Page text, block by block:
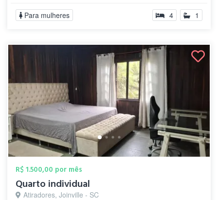
Para mulheres 4 1
R$ 1.500,00 por mês
Quarto individual
Atiradores, Joinville - SC